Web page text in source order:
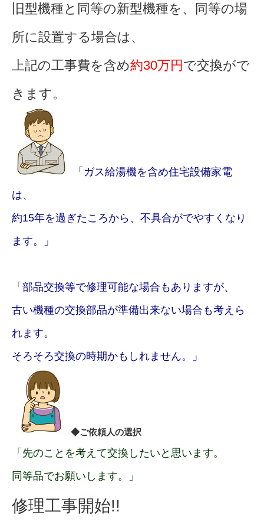
旧型機種と同等の新型機種を、同等の場
所に設置する場合は、
上記の工事費を含め約30万円 で交換がで
きます。
「ガス給湯機を含め住宅設備家電
は、
約15年を過ぎたころから、不具合がでやすくなり
ます。」
「部品交換等で修理可能な場合もありますが、
古い機種の交換部品が準備出来ない場合も考えら
れます。
そろそろ交換の時期かもしれません。」
◆ご依頼人の選択
「先のことを考えて交換したいと思います。
同等品でお願いします。」
修理工事開始!!